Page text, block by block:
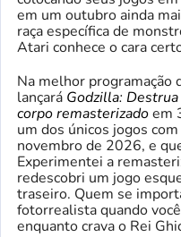
em um outubro ainda
raça específica de
Atari conhece o cara
Na melhor programação
lançará Godzilla:
corpo remasterizadoem
um dos únicos jogos
novembro de 2026, e
Experimentei a
redescobri um jogo
traseiro. Quem se
fotorrealista quando
enquanto crava o Rei